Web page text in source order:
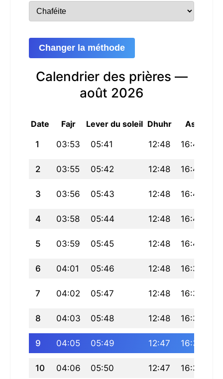
Changer la méthode
Calendrier des prières —
août 2026
Date Fajr Lever du soleil Dhuhr Asr
1 03:53 05:41 12:48 16:41
2 03:55 05:42 12:48 16:41
3 03:56 05:43 12:48 16:41
4 03:58 05:44 12:48 16:40
5 03:59 05:45 12:48 16:40
6 04:01 05:46 12:48 16:39
7 04:02 05:47 12:48 16:39
8 04:03 05:48 12:48 16:39
9 04:05 05:49 12:47 16:38
10 04:06 05:50 12:47 16:38